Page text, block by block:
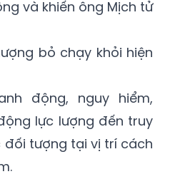
đối tượng Bình bất
và khiến ông Mịch tử
bỏ chạy khỏi hiện
động, nguy hiểm,
lực lượng đến truy